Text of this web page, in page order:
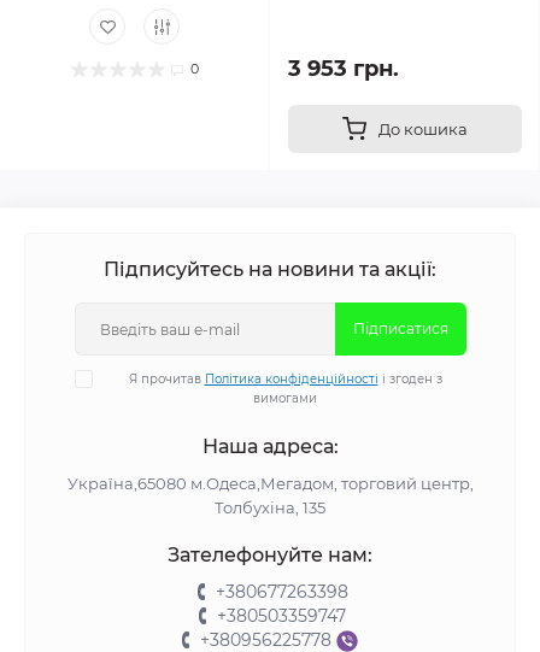
0 3 953 грн.
До кошика
Підписуйтесь на новини та акції:
Підписатися
Я прочитав Політика конфіденційності і згоден з
вимогами
Наша адреса:
Україна,65080 м.Одеса,Мегадом, торговий центр,
Толбухіна, 135
Зателефонуйте нам:
+380677263398
+380503359747
+380956225778